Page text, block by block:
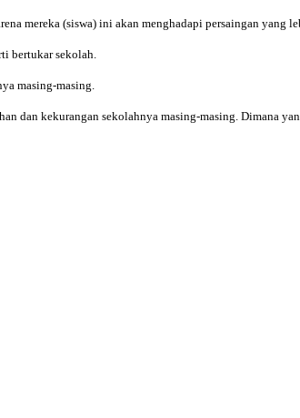
mereka (siswa) ini akan menghadapi persaingan yang
bertukar sekolah.
masing-masing.
dan kekurangan sekolahnya masing-masing. Dimana